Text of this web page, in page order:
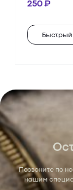
250
Быстрый
Позвоните по
нашим